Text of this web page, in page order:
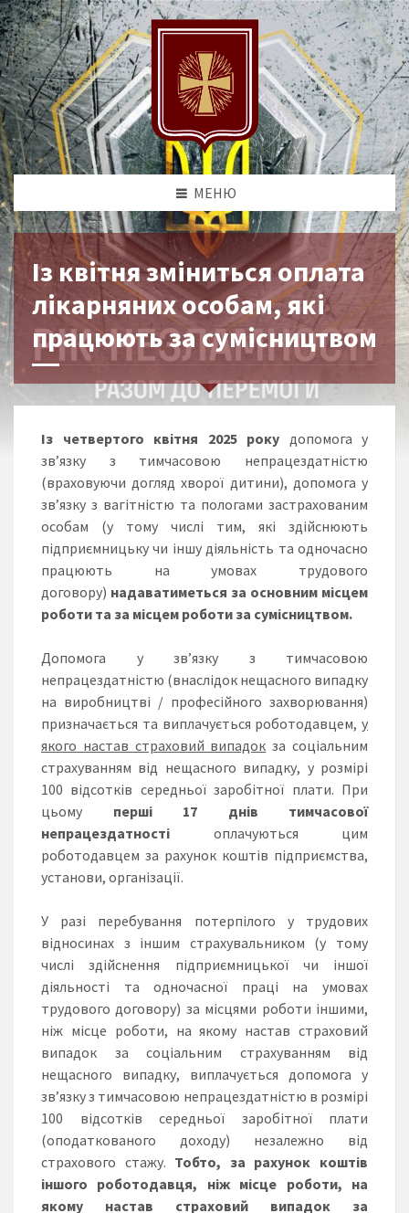
МЕНЮ
Із квітня зміниться оплата
лікарняних особам, які
працюють за сумісництвом
Із четвертого квітня 2025 року допомога у
зв’язку з тимчасовою непрацездатністю
(враховуючи догляд хворої дитини), допомога у
зв’язку з вагітністю та пологами застрахованим
особам (у тому числі тим, які здійснюють
підприємницьку чи іншу діяльність та одночасно
працюють на умовах трудового
договору) надаватиметься за основним місцем
роботи та за місцем роботи за сумісництвом.
Допомога у зв’язку з тимчасовою
непрацездатністю (внаслідок нещасного випадку
на виробництві / професійного захворювання)
призначається та виплачується роботодавцем, у
якого настав страховий випадок за соціальним
страхуванням від нещасного випадку, у розмірі
100 відсотків середньої заробітної плати. При
цьому перші 17 днів тимчасової
непрацездатності оплачуються цим
роботодавцем за рахунок коштів підприємства,
установи, організації.
У разі перебування потерпілого у трудових
відносинах з іншим страхувальником (у тому
числі здійснення підприємницької чи іншої
діяльності та одночасної праці на умовах
трудового договору) за місцями роботи іншими,
ніж місце роботи, на якому настав страховий
випадок за соціальним страхуванням від
нещасного випадку, виплачується допомога у
зв’язку з тимчасовою непрацездатністю в розмірі
100 відсотків середньої заробітної плати
(оподаткованого доходу) незалежно від
страхового стажу. Тобто, за рахунок коштів
іншого роботодавця, ніж місце роботи, на
якому настав страховий випадок за